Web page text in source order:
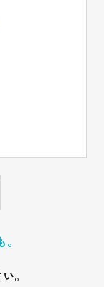
。